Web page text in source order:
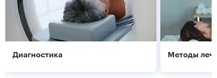
Диагностика Методы